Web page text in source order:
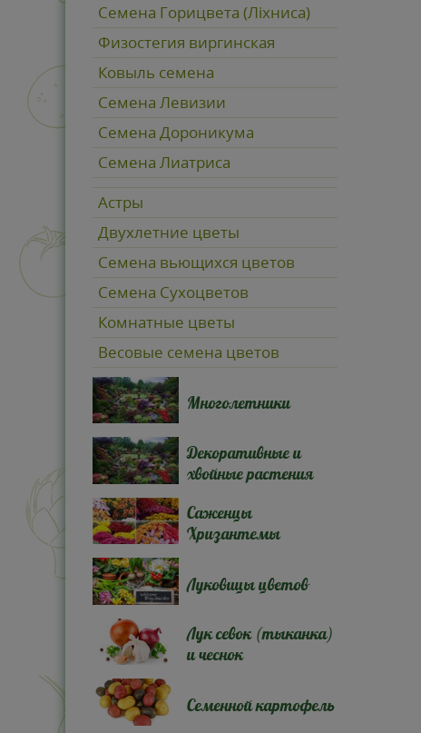
Семена Горицвета (Ліхниса)
Физостегия виргинская
Ковыль семена
Семена Левизии
Семена Дороникума
Семена Лиатриса
Астры
Двухлетние цветы
Семена вьющихся цветов
Семена Сухоцветов
Комнатные цветы
Весовые семена цветов
Многолетники
Декоративные и
хвойные растения
Саженцы
Хризантемы
Луковицы цветов
Лук севок (тыканка)
и чеснок
Семенной картофель